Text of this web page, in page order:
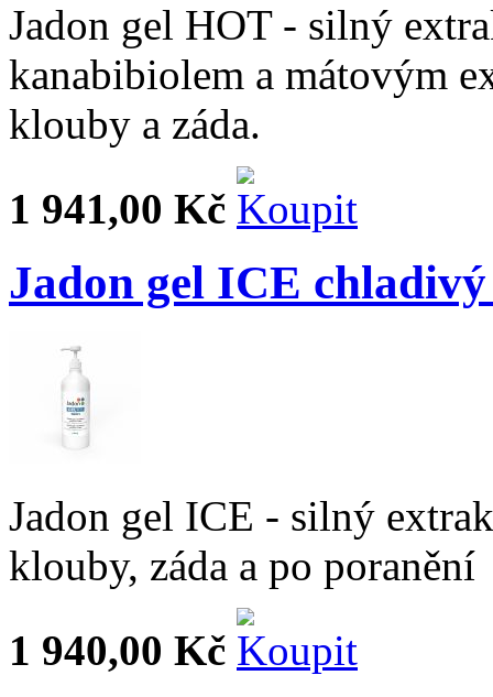
Jadon gel HOT - silný
kanabibiolem a mátovým
klouby a záda.
1 941,00 Kč
Jadon gel ICE
Jadon gel ICE - silný
klouby, záda a po poranění
1 940,00 Kč